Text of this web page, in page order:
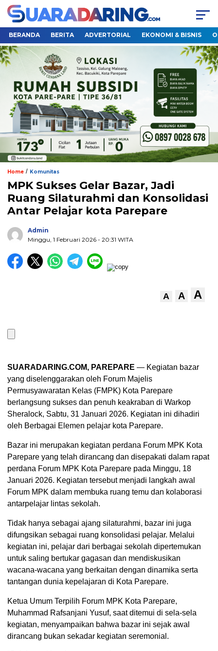
BERANDA BERITA ADVERTORIAL EKONOMI & BISNIS
Home / Komunitas
MPK Sukses Gelar Bazar, Jadi
Ruang Silaturahmi dan Konsolidasi
Antar Pelajar kota Parepare
Admin
Minggu, 1 Februari 2026 - 20:31 WITA
A A A
SUARADARING.COM, PAREPARE — Kegiatan bazar
yang diselenggarakan oleh Forum Majelis
Permusyawaratan Kelas (FMPK) Kota Parepare
berlangsung sukses dan penuh keakraban di Warkop
Sheralock, Sabtu, 31 Januari 2026. Kegiatan ini dihadiri
oleh Berbagai Elemen pelajar kota Parepare.
Bazar ini merupakan kegiatan perdana Forum MPK Kota
Parepare yang telah dirancang dan disepakati dalam rapat
perdana Forum MPK Kota Parepare pada Minggu, 18
Januari 2026. Kegiatan tersebut menjadi langkah awal
Forum MPK dalam membuka ruang temu dan kolaborasi
antarpelajar lintas sekolah.
Tidak hanya sebagai ajang silaturahmi, bazar ini juga
difungsikan sebagai ruang konsolidasi pelajar. Melalui
kegiatan ini, pelajar dari berbagai sekolah dipertemukan
untuk saling bertukar gagasan dan mendiskusikan
wacana-wacana yang berkaitan dengan dinamika serta
tantangan dunia kepelajaran di Kota Parepare.
Ketua Umum Terpilih Forum MPK Kota Parepare,
Muhammad Rafsanjani Yusuf, saat ditemui di sela-sela
kegiatan, menyampaikan bahwa bazar ini sejak awal
dirancang bukan sekadar kegiatan seremonial.